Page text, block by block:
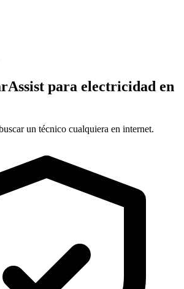
para electricidad en
un técnico cualquiera en internet.